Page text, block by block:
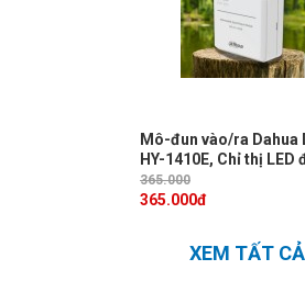
Mô-đun vào/ra Dahua
HY-1410E, Chỉ thị LED
Phạm vi địa chỉ 1-254
365.000
365.000đ
XEM TẤT CẢ